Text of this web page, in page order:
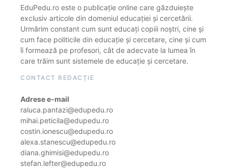
EduPedu.ro este o publicație online care găzduiește
exclusiv articole din domeniul educației și cercetării.
Urmărim constant cum sunt educați copiii noștri, cine și
cum face politicile din educație și cercetare, cine și cum
îi formează pe profesori, cât de adecvate la lumea în
care trăim sunt sistemele de educație și cercetare.
CONTACT REDACȚIE
Adrese e-mail
raluca.pantazi@edupedu.ro
mihai.peticila@edupedu.ro
costin.ionescu@edupedu.ro
alexa.stanescu@edupedu.ro
diana.ghimisi@edupedu.ro
stefan.lefter@edupedu.ro